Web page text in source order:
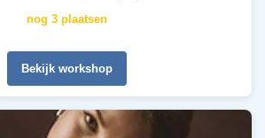
nog 3 plaatsen
Bekijk workshop